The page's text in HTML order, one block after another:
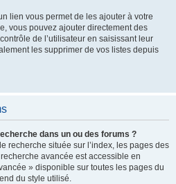
lien vous permet de les ajouter à votre
vous pouvez ajouter directement des
de l’utilisateur en saisissant leur
les supprimer de vos listes depuis
dans un ou des forums ?
recherche située sur l’index, les pages des
avancée est accessible en
» disponible sur toutes les pages du
du style utilisé.